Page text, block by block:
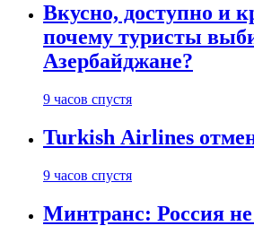
Вкусно, доступно и
почему туристы
Азербайджане?
9 часов спустя
Turkish Airlines
9 часов спустя
Минтранс: Россия